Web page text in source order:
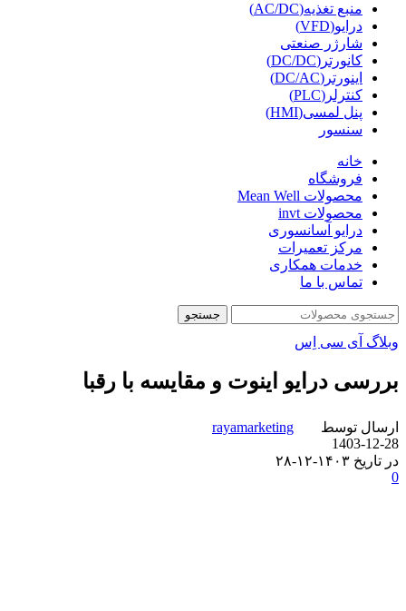
منبع تغذیه(AC/DC)
درایو(VFD)
شارژر صنعتی
کانورتر(DC/DC)
اینورتر(DC/AC)
کنترلر(PLC)
پنل لمسی(HMI)
سنسور
خانه
فروشگاه
محصولات Mean Well
محصولات invt
درایو آسانسوری
مرکز تعمیرات
خدمات همکاری
تماس با ما
جستجو
وبلاگ آی سی اِس
بررسی درایو اینوت و مقایسه با رقبا
ارسال توسط
rayamarketing
1403-12-28
در تاریخ ۱۴۰۳-۱۲-۲۸
0